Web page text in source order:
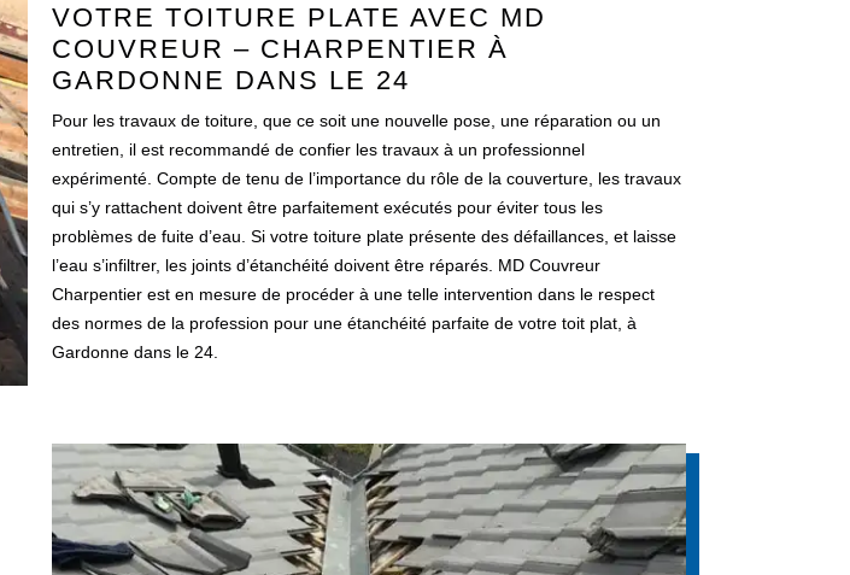
VOTRE TOITURE PLATE AVEC MD
COUVREUR – CHARPENTIER À
GARDONNE DANS LE 24
Pour les travaux de toiture, que ce soit une nouvelle pose, une réparation ou un
entretien, il est recommandé de confier les travaux à un professionnel
expérimenté. Compte de tenu de l’importance du rôle de la couverture, les travaux
qui s’y rattachent doivent être parfaitement exécutés pour éviter tous les
problèmes de fuite d’eau. Si votre toiture plate présente des défaillances, et laisse
l’eau s’infiltrer, les joints d’étanchéité doivent être réparés. MD Couvreur
Charpentier est en mesure de procéder à une telle intervention dans le respect
des normes de la profession pour une étanchéité parfaite de votre toit plat, à
Gardonne dans le 24.